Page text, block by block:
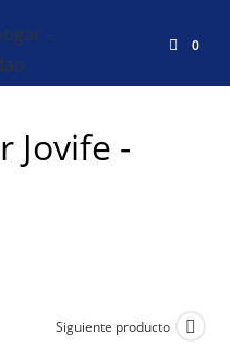
0
Jovife -
Siguiente producto